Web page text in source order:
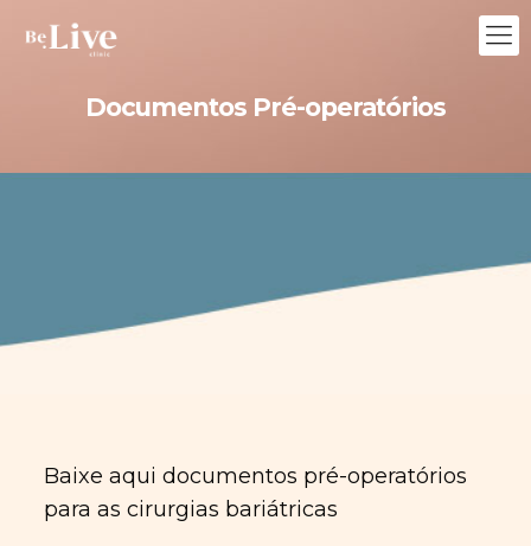
Documentos Pré-operatórios
Baixe aqui documentos pré-operatórios
para as cirurgias bariátricas